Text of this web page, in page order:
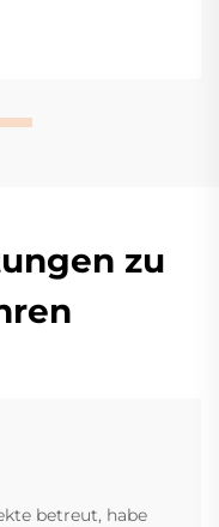
Einblicke in die
zu
betreut, habe